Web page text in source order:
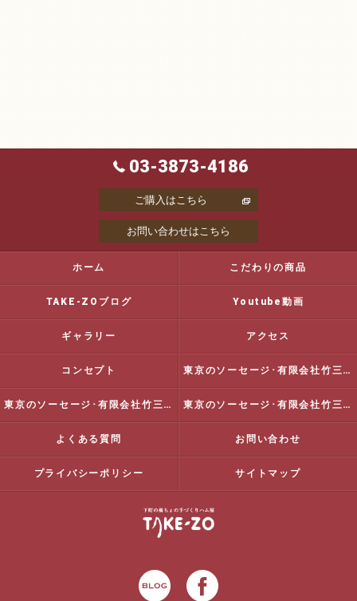
03-3873-4186
お問い合わせはこちら
ご購入はこちら
ホーム こだわりの商品
TAKE-ZOブログ Youtube動画
ギャラリー アクセス
コンセプト 東京のソーセージ･有限会社竹三商店の口コミ情報
東京のソーセージ･有限会社竹三商店の評判 東京のソーセージ･有限会社竹三商店のお客様の声
よくある質問 お問い合わせ
プライバシーポリシー サイトマップ